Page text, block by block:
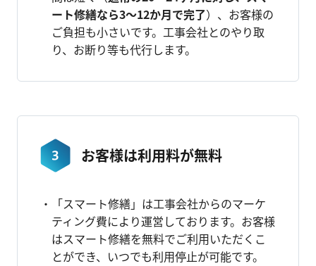
ート修繕なら3～12か月で完了）、お客様の
ご負担も小さいです。工事会社とのやり取
り、お断り等も代行します。
お客様は利用料が無料
「スマート修繕」は工事会社からのマーケ
ティング費により運営しております。お客様
はスマート修繕を無料でご利用いただくこ
とができ、いつでも利用停止が可能です。